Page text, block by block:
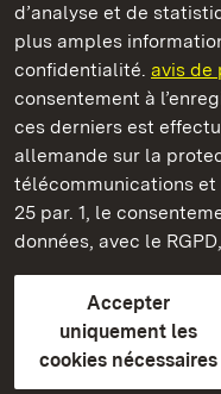
d’analyse et de
plus amples
confidentialité. avis de
consentement à
ces derniers est
allemande sur la
télécommunications et
25 par. 1, le
données, avec le
Accepter
uniquement les
cookies nécessaires
Staatliche Schlösser und
Châteaux et jardins
ContactFAQ et
Protection des données
Explications sur
BITV-konform
plus loin
Accueil
Monuments